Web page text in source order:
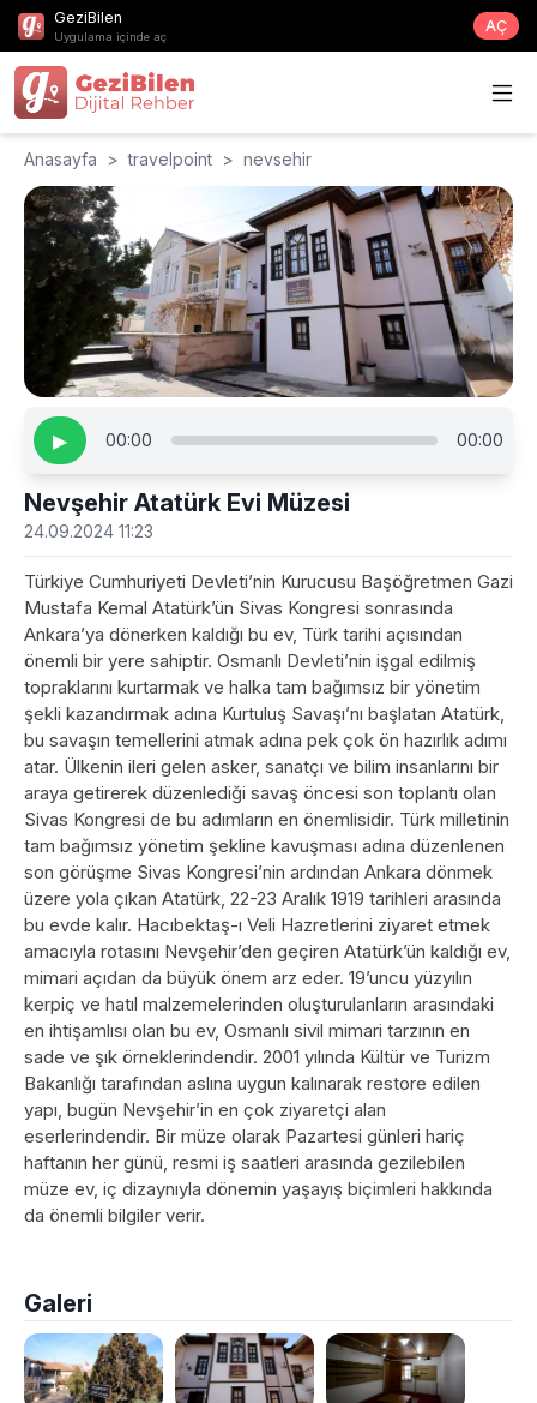
GeziBilen
Uygulama içinde aç
AÇ
Anasayfa > travelpoint > nevsehir
▶ 00:00 00:00
Nevşehir Atatürk Evi Müzesi
24.09.2024 11:23
Türkiye Cumhuriyeti Devleti’nin Kurucusu Başöğretmen Gazi
Mustafa Kemal Atatürk’ün Sivas Kongresi sonrasında
Ankara’ya dönerken kaldığı bu ev, Türk tarihi açısından
önemli bir yere sahiptir. Osmanlı Devleti’nin işgal edilmiş
topraklarını kurtarmak ve halka tam bağımsız bir yönetim
şekli kazandırmak adına Kurtuluş Savaşı’nı başlatan Atatürk,
bu savaşın temellerini atmak adına pek çok ön hazırlık adımı
atar. Ülkenin ileri gelen asker, sanatçı ve bilim insanlarını bir
araya getirerek düzenlediği savaş öncesi son toplantı olan
Sivas Kongresi de bu adımların en önemlisidir. Türk milletinin
tam bağımsız yönetim şekline kavuşması adına düzenlenen
son görüşme Sivas Kongresi’nin ardından Ankara dönmek
üzere yola çıkan Atatürk, 22-23 Aralık 1919 tarihleri arasında
bu evde kalır. Hacıbektaş-ı Veli Hazretlerini ziyaret etmek
amacıyla rotasını Nevşehir’den geçiren Atatürk’ün kaldığı ev,
mimari açıdan da büyük önem arz eder. 19’uncu yüzyılın
kerpiç ve hatıl malzemelerinden oluşturulanların arasındaki
en ihtişamlısı olan bu ev, Osmanlı sivil mimari tarzının en
sade ve şık örneklerindendir. 2001 yılında Kültür ve Turizm
Bakanlığı tarafından aslına uygun kalınarak restore edilen
yapı, bugün Nevşehir’in en çok ziyaretçi alan
eserlerindendir. Bir müze olarak Pazartesi günleri hariç
haftanın her günü, resmi iş saatleri arasında gezilebilen
müze ev, iç dizaynıyla dönemin yaşayış biçimleri hakkında
da önemli bilgiler verir.
Galeri